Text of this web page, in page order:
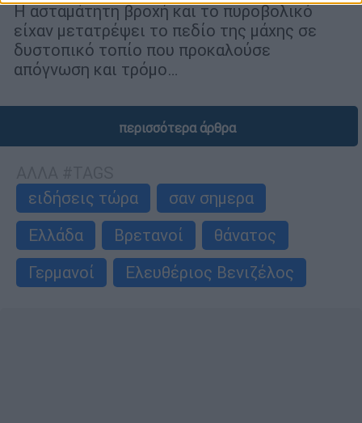
Η ασταμάτητη βροχή και το πυροβολικό
είχαν μετατρέψει το πεδίο της μάχης σε
δυστοπικό τοπίο που προκαλούσε
απόγνωση και τρόμο…
περισσότερα άρθρα
ειδήσεις τώρα
σαν σημερα
Ελλάδα
Βρετανοί
θάνατος
Γερμανοί
Ελευθέριος Βενιζέλος